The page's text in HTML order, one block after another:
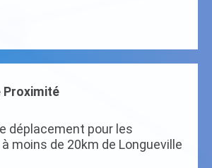
Proximité
déplacement pour les
moins de 20km de Longueville